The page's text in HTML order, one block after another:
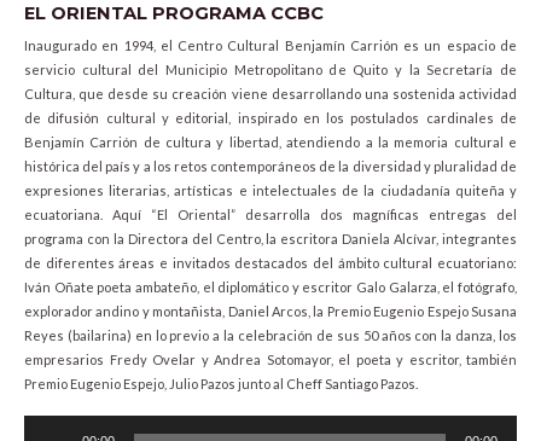
EL ORIENTAL PROGRAMA CCBC
Inaugurado en 1994, el Centro Cultural Benjamín Carrión es un espacio de
servicio cultural del Municipio Metropolitano de Quito y la Secretaría de
Cultura, que desde su creación viene desarrollando una sostenida actividad
de difusión cultural y editorial, inspirado en los postulados cardinales de
Benjamín Carrión de cultura y libertad, atendiendo a la memoria cultural e
histórica del país y a los retos contemporáneos de la diversidad y pluralidad de
expresiones literarias, artísticas e intelectuales de la ciudadanía quiteña y
ecuatoriana. Aquí “El Oriental” desarrolla dos magníficas entregas del
programa con la Directora del Centro, la escritora Daniela Alcívar, integrantes
de diferentes áreas e invitados destacados del ámbito cultural ecuatoriano:
Iván Oñate poeta ambateño, el diplomático y escritor Galo Galarza, el fotógrafo,
explorador andino y montañista, Daniel Arcos, la Premio Eugenio Espejo Susana
Reyes (bailarina) en lo previo a la celebración de sus 50 años con la danza, los
empresarios Fredy Ovelar y Andrea Sotomayor, el poeta y escritor, también
Premio Eugenio Espejo, Julio Pazos junto al Cheff Santiago Pazos.